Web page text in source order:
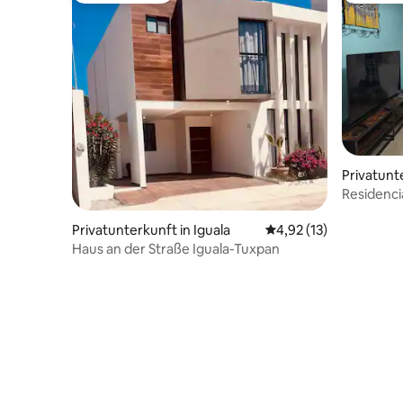
Privatunterkunft in Iguala Durchschnittliche
4,92 (13)
Haus an der Straße Iguala-Tuxpan